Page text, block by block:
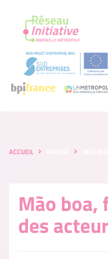
ACCUEIL
Mão boa,
des